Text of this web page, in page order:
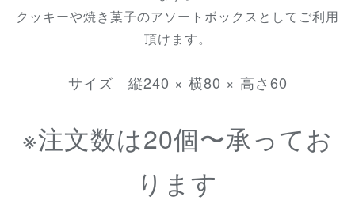
クッキーや焼き菓子のアソートボックスとしてご利用
頂けます。
サイズ 縦240 × 横80 × 高さ60
※注文数は20個〜承ってお
ります